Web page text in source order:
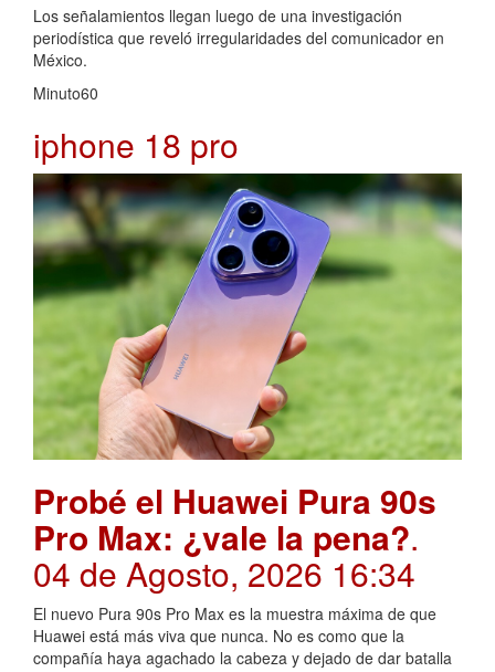
Los señalamientos llegan luego de una investigación
periodística que reveló irregularidades del comunicador en
México.
Minuto60
iphone 18 pro
Probé el Huawei Pura 90s
Pro Max: ¿vale la pena?.
04 de Agosto, 2026 16:34
El nuevo Pura 90s Pro Max es la muestra máxima de que
Huawei está más viva que nunca. No es como que la
compañía haya agachado la cabeza y dejado de dar batalla